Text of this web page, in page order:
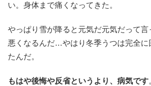
い。身体まで痛くなってきた。
やっぱり雪が降ると元気だ元気だって
悪くなるんだ…やはり冬季うつは完全に
たんだ。
もはや後悔や反省というより、病気です